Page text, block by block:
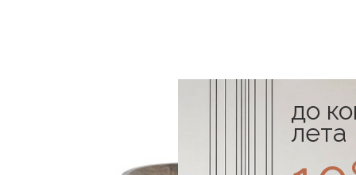
до
лета